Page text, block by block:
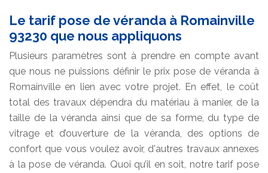
Le tarif pose de véranda à Romainville
93230 que nous appliquons
Plusieurs paramètres sont à prendre en compte avant
que nous ne puissions définir le prix pose de véranda à
Romainville en lien avec votre projet. En effet, le coût
total des travaux dépendra du matériau à manier, de la
taille de la véranda ainsi que de sa forme, du type de
vitrage et d’ouverture de la véranda, des options de
confort que vous voulez avoir, d'autres travaux annexes
à la pose de véranda. Quoi qu’il en soit, notre tarif pose